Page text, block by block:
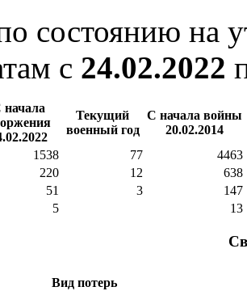
состоянию на
с 24.02.2022
начала
Текущий
военный год
С начала войны
20.02.2014
1538 77
4463
220 12
638
51 3
147
5 13
Вид потерь